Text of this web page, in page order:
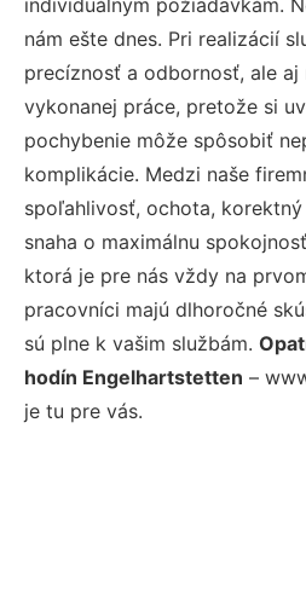
individuálnym požiadavkám.
nám ešte dnes. Pri realizácií
precíznosť a odbornosť, ale
vykonanej práce, pretože si
pochybenie môže spôsobiť
komplikácie. Medzi naše
spoľahlivosť, ochota,
snaha o maximálnu
ktorá je pre nás vždy na
pracovníci majú dlhoročné
sú plne k vašim službám.
hodín Engelhartstetten –
je tu pre vás.